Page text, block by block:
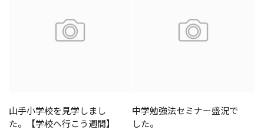
山手小学校を見学しまし
た。【学校へ行こう週間】
中学勉強法セミナー盛況で
した。